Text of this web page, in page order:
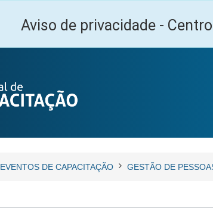
Aviso de privacidade -
EVENTOS DE CAPACITAÇÃO GESTÃO DE